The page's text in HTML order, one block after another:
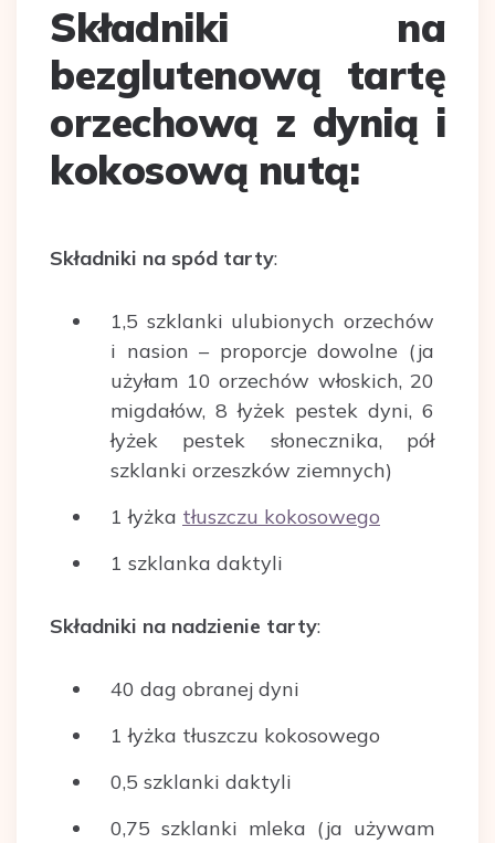
Składniki na
bezglutenową tartę
orzechową z dynią i
kokosową nutą:
Składniki na spód tarty:
1,5 szklanki ulubionych orzechów
i nasion – proporcje dowolne (ja
użyłam 10 orzechów włoskich, 20
migdałów, 8 łyżek pestek dyni, 6
łyżek pestek słonecznika, pół
szklanki orzeszków ziemnych)
1 łyżka tłuszczu kokosowego
1 szklanka daktyli
Składniki na nadzienie tarty:
40 dag obranej dyni
1 łyżka tłuszczu kokosowego
0,5 szklanki daktyli
0,75 szklanki mleka (ja używam